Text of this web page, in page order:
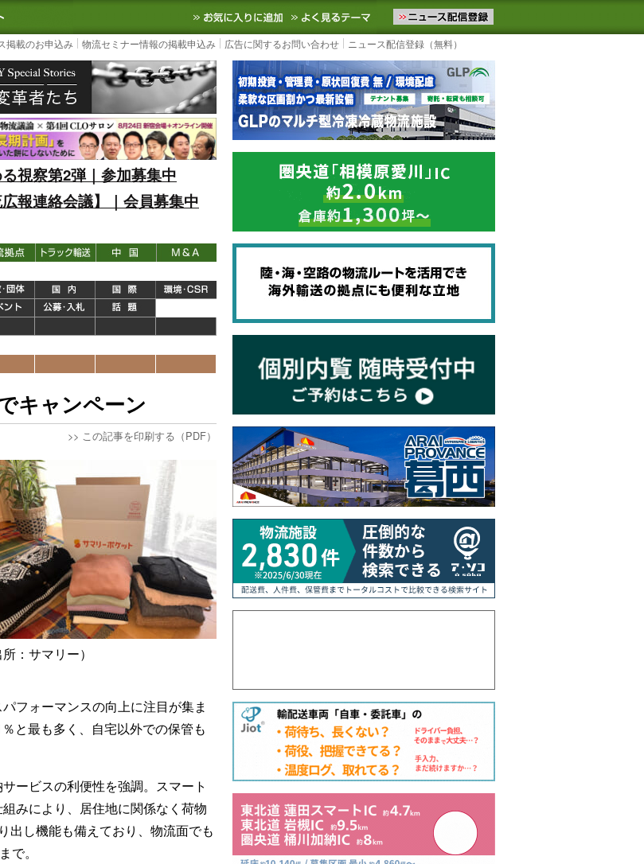
大の物流ニュースサイト3PL, SCMなど国内外の最新の物流ニュースをお届けします。物流ニュースメール配信を登録す
お気に入りに追加 よく見るテーマ
掲載のお申込み 物流セミナー情報の掲載申込み 広告に関するお問い合わせ ニュース配信登録（無料）
視察第2弾｜参加募集中
報連絡会議】｜会員募集中
キャンペーン
>> この記事を印刷する（PDF）
所：サマリー）
フォーマンスの向上に注目が集ま
と最も多く、自宅以外での保管も
ービスの利便性を強調。スマート
みにより、居住地に関係なく荷物
出し機能も備えており、物流面でも
で。